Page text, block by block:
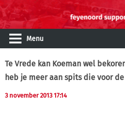
Menu
Te Vrede kan Koeman wel
heb je meer aan spits die voor
3 november 2013 17:14